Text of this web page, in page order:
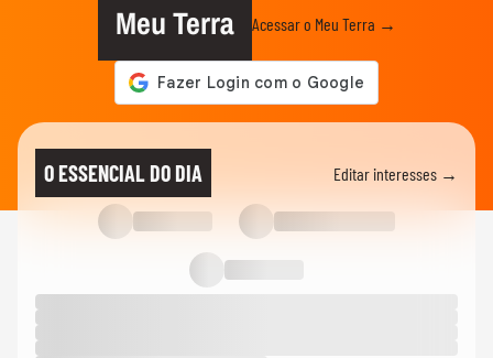
Meu Terra Acessar o Meu Terra →
O ESSENCIAL DO DIA Editar interesses →